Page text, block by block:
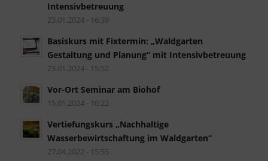
Intensivbetreuung
23.01.2024 - 16:39
Basiskurs mit Fixtermin: „Waldgarten
Gestaltung und Planung“ mit Intensivbetreuung
23.01.2024 - 15:52
Vor-Ort Seminar am Biohof
15.01.2024 - 10:22
Vertiefungskurs „Nachhaltige
Wasserbewirtschaftung im Waldgarten“
27.04.2022 - 15:55